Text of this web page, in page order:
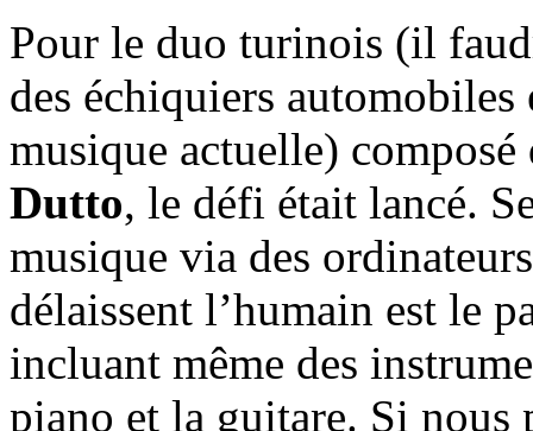
Pour le duo turinois (il
des échiquiers
musique actuelle)
Dutto, le défi était lancé.
musique via des
délaissent l’humain est le
incluant même des
piano et la guitare. Si nous